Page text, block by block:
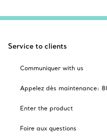
Service to clients
Communiquer with us
Appelez dès maintenance:
Enter the product
Foire aux questions